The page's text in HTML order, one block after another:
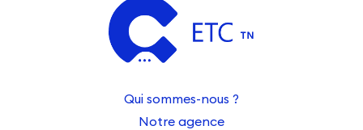
Qui sommes-nous ?
Notre agence